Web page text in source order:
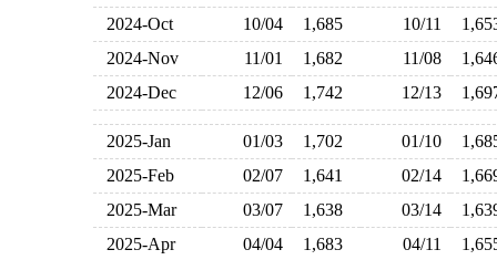
2024-Oct
10/04 1,685 10/11
2024-Nov
11/01 1,682 11/08
2024-Dec
12/06 1,742 12/13
2025-Jan 01/03 1,702 01/10
2025-Feb
02/07 1,641 02/14
2025-Mar
03/07 1,638 03/14
2025-Apr
04/04 1,683 04/11